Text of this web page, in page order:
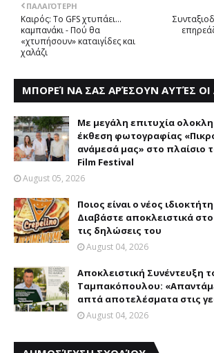
ΠΑΛΑΙΌΤΕΡΗ
Καιρός: Το GFS χτυπάει...
καμπανάκι - Πού θα
«χτυπήσουν» καταιγίδες και
χαλάζι
ΜΠΟΡΕΊ ΝΑ ΣΑΣ ΑΡΈΣΟΥΝ ΑΥΤΈΣ ΟΙ
Με μεγάλη επιτυχία
έκθεση φωτογραφίας
ανάμεσά μας» στο πλαίσιο
Film Festival
August 05, 2026
Ποιος είναι ο νέος
Διαβάστε αποκλειστικά
τις δηλώσεις του
August 04, 2026
Αποκλειστική Συνέντευξη
Ταμπακόπουλου:
απτά αποτελέσματα στις
August 04, 2026